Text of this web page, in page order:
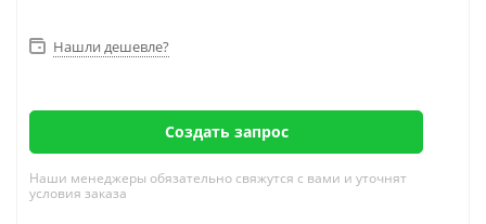
Нашли дешевле?
Создать запрос
Наши менеджеры обязательно свяжутся с вами и уточнят
условия заказа